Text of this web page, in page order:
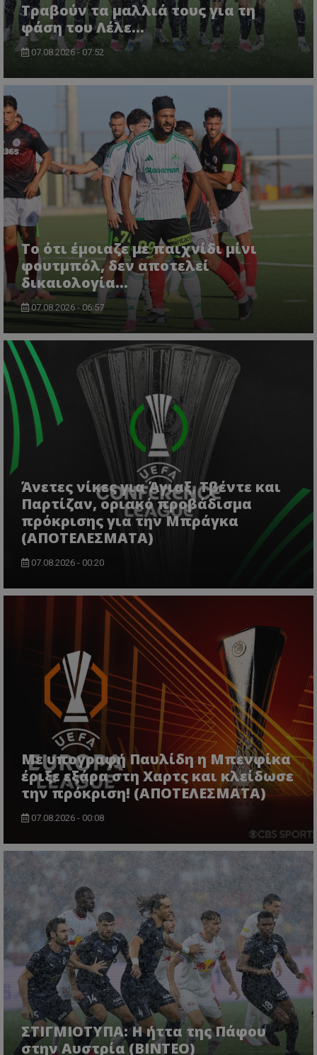
Τραβούν τα μαλλιά τους για τη
φάση του Λέλε…
07.08.2026 - 07:52
Το ότι έμοιαζε με παιχνίδι μίνι
φουτμπόλ, δεν αποτελεί
δικαιολογία…
07.08.2026 - 06:57
Άνετες νίκες για Άγιαξ, Τβέντε και
Παρτίζαν, οριακό προβάδισμα
πρόκρισης για την Μπράγκα
(ΑΠΟΤΕΛΕΣΜΑΤΑ)
07.08.2026 - 00:20
Με υπογραφή Παυλίδη η Μπενφίκα
έριξε εξάρα στη Χαρτς και κλείδωσε
την πρόκριση! (ΑΠΟΤΕΛΕΣΜΑΤΑ)
07.08.2026 - 00:08
ΣΤΙΓΜΙΟΤΥΠΑ: Η ήττα της Πάφου
στην Αυστρία (ΒΙΝΤΕΟ)